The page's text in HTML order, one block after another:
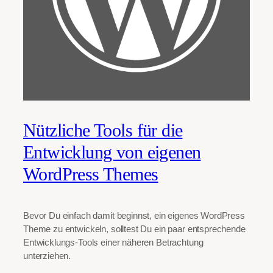
Nützliche Tools für die
Entwicklung von eigenen
WordPress Themes
Bevor Du einfach damit beginnst, ein eigenes WordPress
Theme zu entwickeln, solltest Du ein paar entsprechende
Entwicklungs-Tools einer näheren Betrachtung
unterziehen.